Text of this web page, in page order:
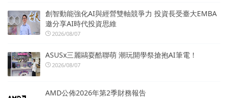
創智動能強化AI與經營雙軸競爭力 投資長受臺大EMBA
邀分享AI時代投資思維
2026/08/07
ASUSx三麗鷗耍酷聯萌 潮玩開學祭搶抱AI筆電！
2026/08/07
AMD公佈2026年第2季財務報告